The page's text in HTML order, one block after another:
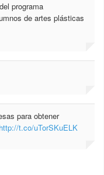
programa
de artes plásticas
para obtener
http://t.co/uTorSKuELK